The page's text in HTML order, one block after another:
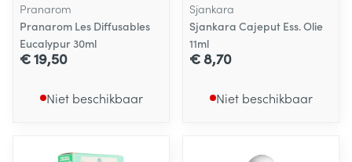
Pranarom
Pranarom Les Diffusables
Eucalypur 30ml
€ 19,50
Niet beschikbaar
Sjankara
Sjankara Cajeput Ess. Olie
11ml
€ 8,70
Niet beschikbaar